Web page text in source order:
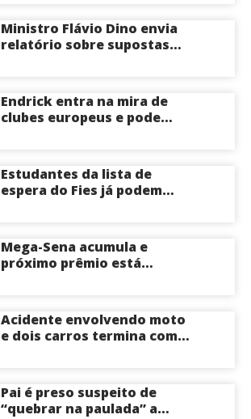
Ministro Flávio Dino envia
relatório sobre supostas
Endrick entra na mira de
clubes europeus e pode
Estudantes da lista de
espera do Fies já podem
Mega-Sena acumula e
próximo prêmio está
Acidente envolvendo moto
e dois carros termina com
Pai é preso suspeito de
“quebrar na paulada” a